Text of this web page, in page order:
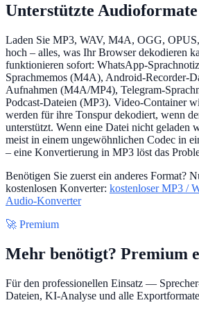
Unterstützte Audioformate
Laden Sie MP3, WAV, M4A, OGG,
hoch – alles, was Ihr Browser dekodieren
funktionieren sofort: WhatsApp-
Sprachmemos (M4A), Android-Recorder-
Aufnahmen (M4A/MP4), Telegram-
Podcast-Dateien (MP3). Video-Container
werden für ihre Tonspur dekodiert, wenn
unterstützt. Wenn eine Datei nicht geladen
meist in einem ungewöhnlichen Codec in
– eine Konvertierung in MP3 löst das
Benötigen Sie zuerst ein anderes Format?
kostenlosen Konverter: kostenloser MP3 /
Audio-Konverter
🚀 Premium
Mehr benötigt? Premium
Für den professionellen Einsatz —
Dateien, KI-Analyse und alle